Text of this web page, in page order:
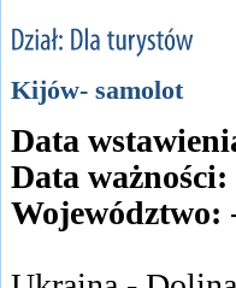
Kijów- samolot
Data
Data ważności:
Województwo: